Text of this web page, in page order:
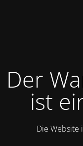
Der
ist
Die Website